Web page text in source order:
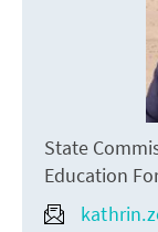
State
Education